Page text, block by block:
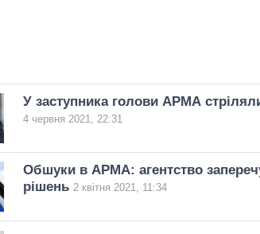
У заступника голови АРМА
4 червня 2021, 22:31
Обшуки в АРМА: агентство
рішень 2 квітня 2021, 11:34